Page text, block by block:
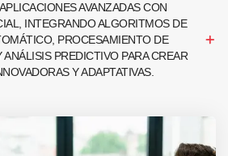
AVANZADAS CON
INTEGRANDO ALGORITMOS DE
PROCESAMIENTO DE
ANÁLISIS PREDICTIVO PARA CREAR
Y ADAPTATIVAS.